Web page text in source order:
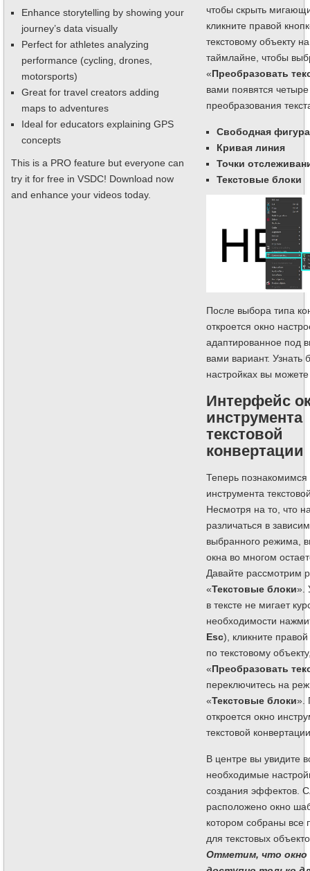
Enhance storytelling by showing your
journey’s data visually
Perfect for athletes analyzing
performance (cycling, drones,
motorsports)
Great for travel creators adding
maps to adventures
Ideal for educators explaining GPS
concepts
This is a PRO feature but everyone can
try it for free in VSDC! Download now
and enhance your videos today.
чтобы скрыть
кликните правой
текстовому объекту
таймлайне, чтобы
«Преобразовать
вами появятся
преобразования
Свободная фигура
Кривая линия
Точки
Текстовые блоки
После выбора типа
откроется окно
адаптированное под
вами вариант. Узнать
настройках вы
Интерфейс
инструмента
текстовой
конвертации
Теперь
инструмента
Несмотря на то, что
различаться в
выбранного режима,
окна во многом
Давайте рассмотрим
«Текстовые блоки».
в тексте не мигает
необходимости
Esc), кликните
по текстовому
«Преобразовать
переключитесь на
«Текстовые блоки».
откроется окно
текстовой
В центре вы увидите
необходимые
создания эффектов.
расположено окно
котором собраны все
для текстовых
Отметим, что окно